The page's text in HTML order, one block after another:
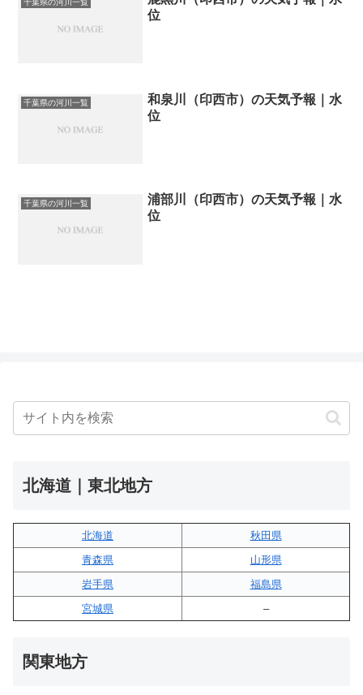
千葉県の河川一覧
位
千葉県の河川一覧
和泉川（印西市）の天気予報｜水
位
千葉県の河川一覧
浦部川（印西市）の天気予報｜水
位
北海道｜東北地方
北海道
秋田県
青森県
山形県
岩手県
福島県
宮城県
–
関東地方